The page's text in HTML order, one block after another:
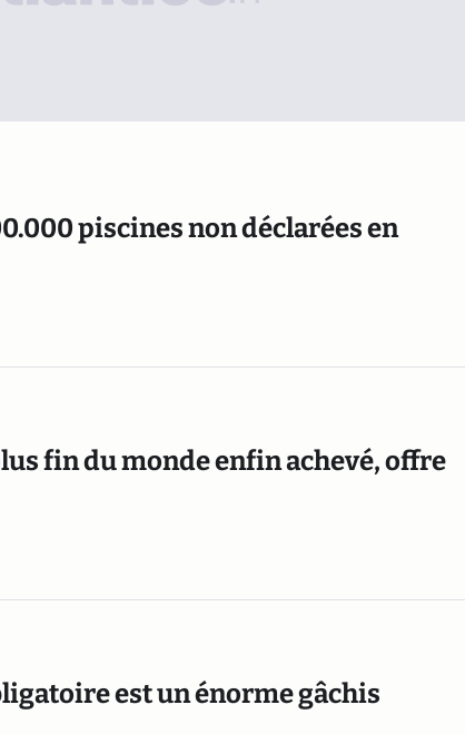
piscines non déclarées en
fin du monde enfin achevé, offre
est un énorme gâchis